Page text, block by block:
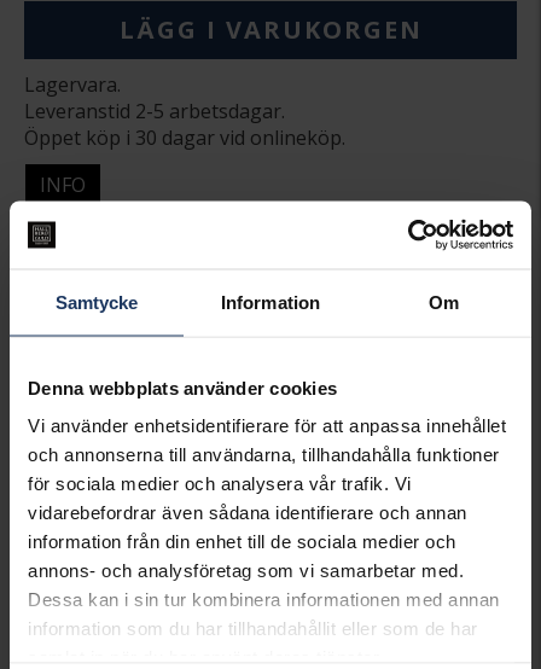
Samtycke Information Om
Denna webbplats använder cookies
Vi använder enhetsidentifierare för att anpassa innehållet
och annonserna till användarna, tillhandahålla funktioner
för sociala medier och analysera vår trafik. Vi
vidarebefordrar även sådana identifierare och annan
information från din enhet till de sociala medier och
annons- och analysföretag som vi samarbetar med.
Dessa kan i sin tur kombinera informationen med annan
information som du har tillhandahållit eller som de har
LÄGG I VARUKORGEN
Lagervara.
Leveranstid 2-5 arbetsdagar.
Öppet köp i 30 dagar vid onlineköp.
INFO
BREDD CA (MM)
HÖJD CA (MM)
VARUMÄRKE
Hallbergs Guld
MATERIAL
Matchande produkter och andra varianter